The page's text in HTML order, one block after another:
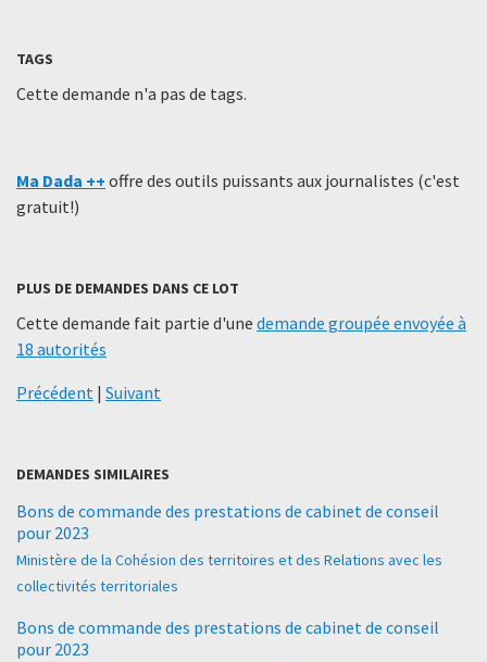
TAGS
Cette demande n'a pas de tags.
Ma Dada ++ offre des outils puissants aux journalistes (c'est
gratuit!)
PLUS DE DEMANDES DANS CE LOT
Cette demande fait partie d'une demande groupée envoyée à
18 autorités
Précédent | Suivant
DEMANDES SIMILAIRES
Bons de commande des prestations de cabinet de conseil
pour 2023
Ministère de la Cohésion des territoires et des Relations avec les
collectivités territoriales
Bons de commande des prestations de cabinet de conseil
pour 2023